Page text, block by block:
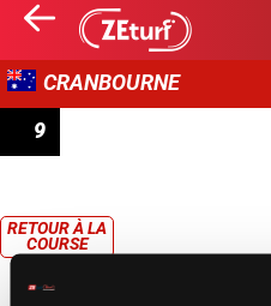
CRANBOURNE
9
RETOUR À LA
COURSE